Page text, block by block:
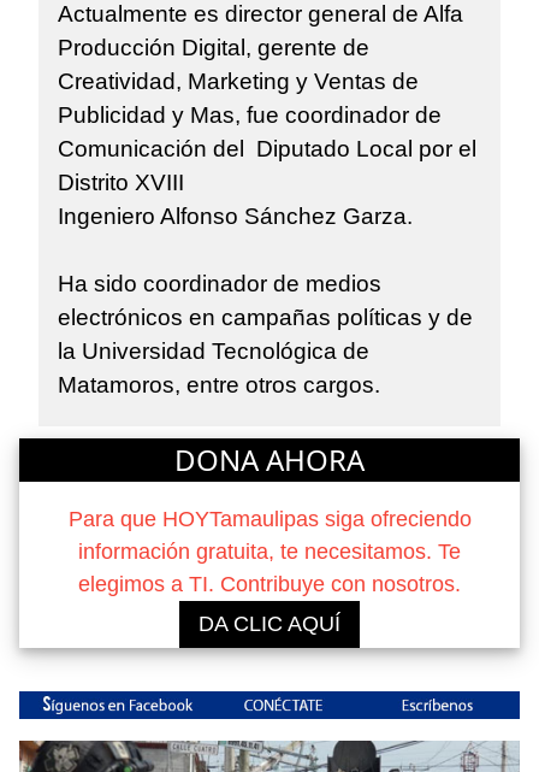
Actualmente es director general de Alfa
Producción Digital, gerente de
Creatividad, Marketing y Ventas de
Publicidad y Mas, fue coordinador de
Comunicación del Diputado Local por el
Distrito XVIII
Ingeniero Alfonso Sánchez Garza.
Ha sido coordinador de medios
electrónicos en campañas políticas y de
la Universidad Tecnológica de
Matamoros, entre otros cargos.
DONA AHORA
Para que HOYTamaulipas siga ofreciendo
información gratuita, te necesitamos. Te
elegimos a TI. Contribuye con nosotros.
DA CLIC AQUÍ